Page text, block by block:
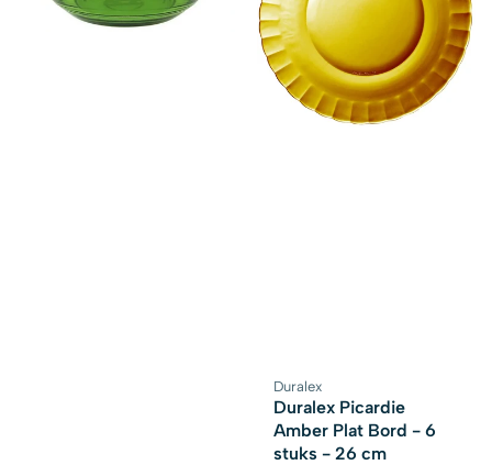
Leverancier:
Duralex
Duralex Picardie
Amber Plat Bord - 6
stuks - 26 cm